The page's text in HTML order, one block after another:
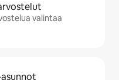
valintaa